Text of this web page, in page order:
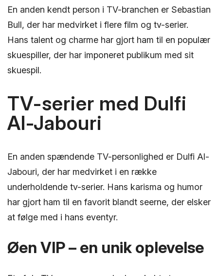
En anden kendt person i TV-branchen er Sebastian
Bull, der har medvirket i flere film og tv-serier.
Hans talent og charme har gjort ham til en populær
skuespiller, der har imponeret publikum med sit
skuespil.
TV-serier med Dulfi
Al-Jabouri
En anden spændende TV-personlighed er Dulfi Al-
Jabouri, der har medvirket i en række
underholdende tv-serier. Hans karisma og humor
har gjort ham til en favorit blandt seerne, der elsker
at følge med i hans eventyr.
Øen VIP – en unik oplevelse